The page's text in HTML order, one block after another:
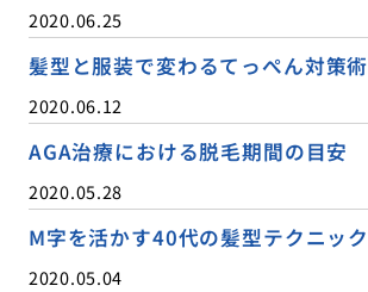
2020.06.25
髪型と服装で変わるてっぺん対策術
2020.06.12
AGA治療における脱毛期間の目安
2020.05.28
M字を活かす40代の髪型テクニック
2020.05.04